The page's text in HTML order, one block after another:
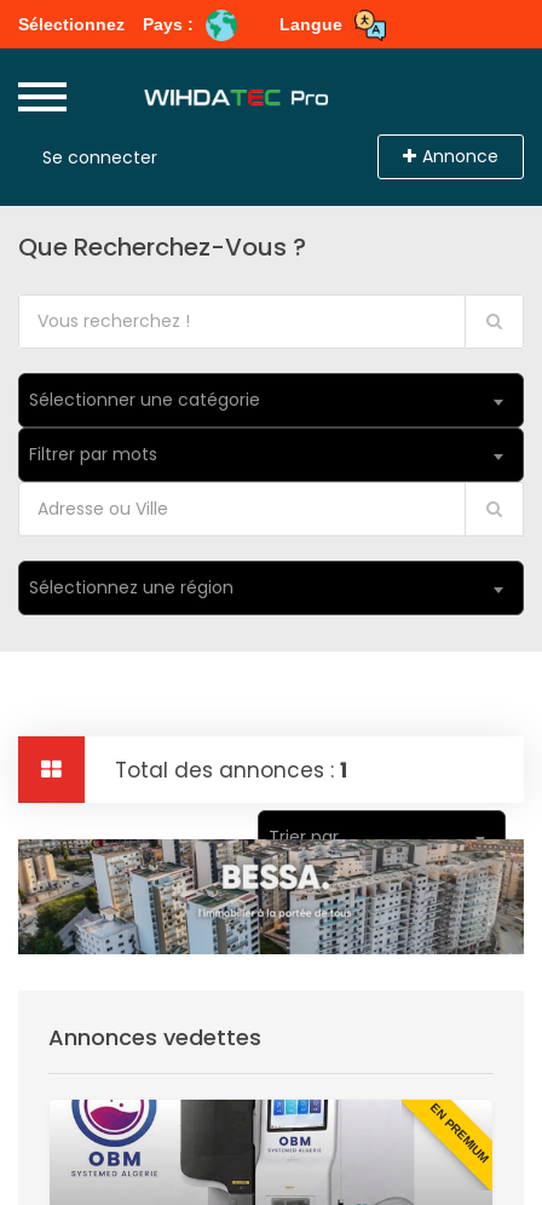
Sélectionnez Pays : Langue
Se connecter Annonce
Que Recherchez-Vous ?
Sélectionner une catégorie
Filtrer par mots
Sélectionnez une région
Total des annonces : 1
Trier par
Annonces vedettes
EN PREMIUM